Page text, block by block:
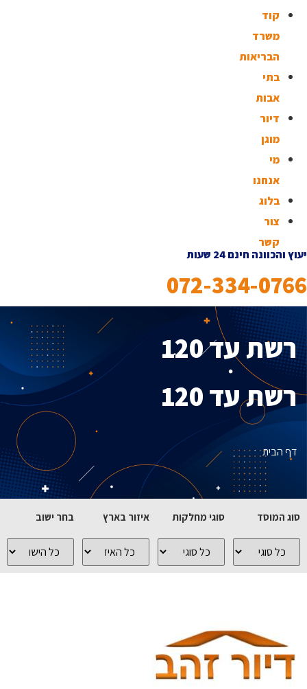
קוד
משרד
הבריאות
בתי
אבות
דיור
מוגן
מי
אנחנו
בלוג
צור
קשר
יעוץ והכוונה חינם 24 שעות
072-334-0766
רשת עד 120
רשת עד 120
דף הבית
סוג המוסד
כל
סוגי
המוסדות
סוגי מחלקות
כל
סוגי
המחלקות
איזור בארץ
כל
האיזורים
בארץ
בחר ישוב
כל
הישובים